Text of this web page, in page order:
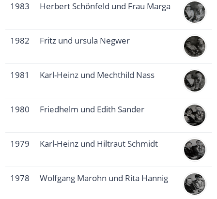
1983 Herbert Schönfeld und Frau Marga
1982 Fritz und ursula Negwer
1981 Karl-Heinz und Mechthild Nass
1980 Friedhelm und Edith Sander
1979 Karl-Heinz und Hiltraut Schmidt
1978 Wolfgang Marohn und Rita Hannig